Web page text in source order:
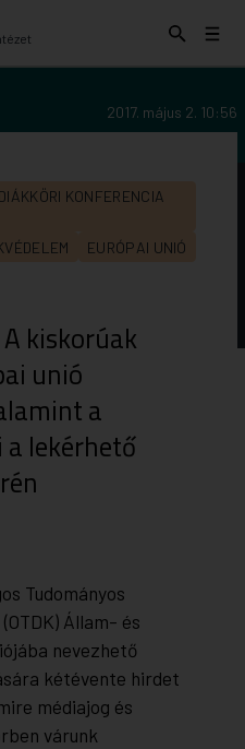
Keresés
Menü
2017. május 2. 10:56
KONFERENCIA
EURÓPAI UNIÓ
kiskorúak
unió
a
a lekérhető
Tudományos
Állam- és
nevezhető
kétévente hirdet
médiajog és
várunk